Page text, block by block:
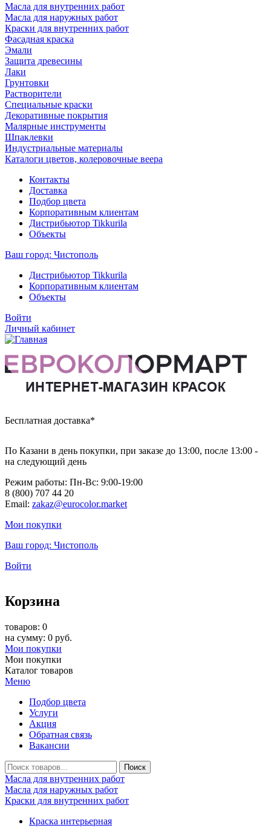
Масла для внутренних работ
Масла для наружных работ
Краски для внутренних работ
Фасадная краска
Эмали
Защита древесины
Лаки
Грунтовки
Растворители
Специальные краски
Декоративные покрытия
Малярные инструменты
Шпаклевки
Индустриальные материалы
Каталоги цветов, колеровочные веера
Контакты
Доставка
Подбор цвета
Корпоративным клиентам
Дистрибьютор Tikkurila
Объекты
Ваш город: Чистополь
Дистрибьютор Tikkurila
Корпоративным клиентам
Объекты
Войти
Личный кабинет
Бесплатная доставка*
По Казани в день покупки, при заказе до 13:00, после 13:00 -
на следующий день
Режим работы: Пн-Вc: 9:00-19:00
8 (800) 707 44 20
Email: zakaz@eurocolor.market
Мои покупки
Ваш город: Чистополь
Войти
Корзина
товаров: 0
на сумму: 0 руб.
Мои покупки
Мои покупки
Каталог товаров
Меню
Подбор цвета
Услуги
Акция
Обратная связь
Вакансии
Масла для внутренних работ
Масла для наружных работ
Краски для внутренних работ
Краска интерьерная